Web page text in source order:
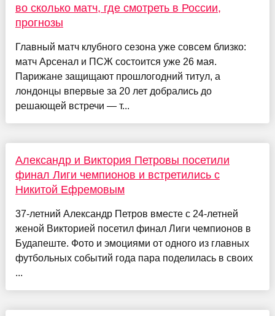
во сколько матч, где смотреть в России,
прогнозы
Главный матч клубного сезона уже совсем близко:
матч Арсенал и ПСЖ состоится уже 26 мая.
Парижане защищают прошлогодний титул, а
лондонцы впервые за 20 лет добрались до
решающей встречи — т...
Александр и Виктория Петровы посетили
финал Лиги чемпионов и встретились с
Никитой Ефремовым
37-летний Александр Петров вместе с 24-летней
женой Викторией посетил финал Лиги чемпионов в
Будапеште. Фото и эмоциями от одного из главных
футбольных событий года пара поделилась в своих
...